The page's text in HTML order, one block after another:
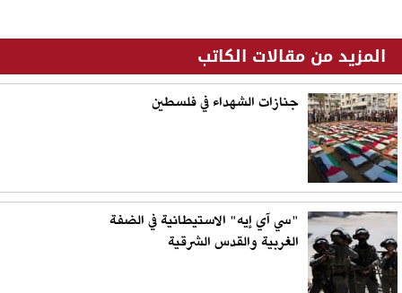
المزيد من مقالات الكاتب
جنازات الشهداء في فلسطين
"سي آي إيه" الاستيطانية في الضفة
الغربية والقدس الشرقية